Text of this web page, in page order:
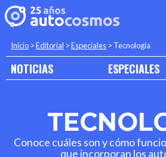
Inicio >Editorial >Especiales > Tecnología
NOTICIAS ESPECIALES
Conoce cuáles son y cómo
que incorporan los